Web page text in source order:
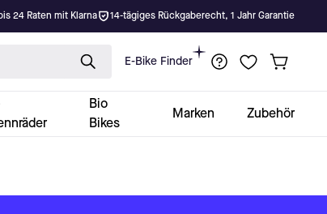
24 Raten mit Klarna 14-tägiges Rückgaberecht, 1 Jahr Garantie
E-Bike Finder
Bio
Bikes
Marken Zubehör